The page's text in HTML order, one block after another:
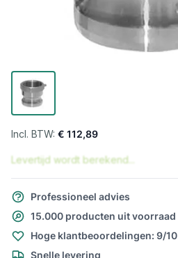
€ 112,89
Levertijd wordt berekend...
Professioneel advies
15.000 producten uit voorraad
Hoge klantbeoordelingen: 9/10
Snelle levering